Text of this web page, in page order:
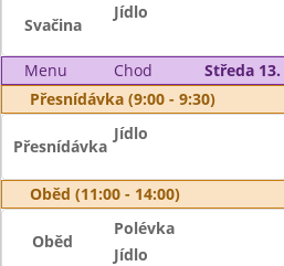
Svačina
Jídlo
Menu Chod
Středa 13.
Přesnídávka (9:00 - 9:30)
Přesnídávka
Jídlo
Oběd (11:00 - 14:00)
Oběd
Polévka
Jídlo